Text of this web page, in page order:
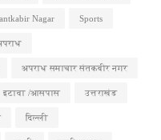
Nagar Sports
अपराध समाचार संतकबीर नगर
इटावा /आसपास उत्तराखंड
दिल्ली